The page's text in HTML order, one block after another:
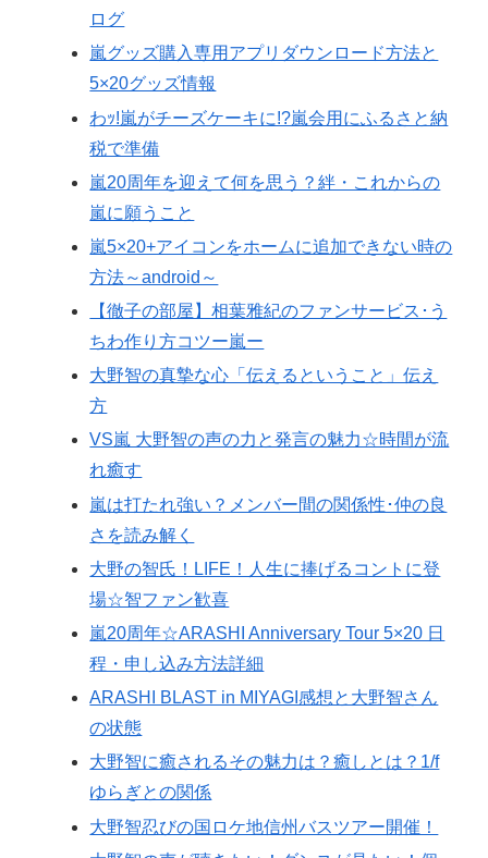
ログ
嵐グッズ購入専用アプリダウンロード方法と
5×20グッズ情報
わｯ!嵐がチーズケーキに!?嵐会用にふるさと納
税で準備
嵐20周年を迎えて何を思う？絆・これからの
嵐に願うこと
嵐5×20+アイコンをホームに追加できない時の
方法～android～
【徹子の部屋】相葉雅紀のファンサービス･う
ちわ作り方コツー嵐ー
大野智の真摯な心「伝えるということ」伝え
方
VS嵐 大野智の声の力と発言の魅力☆時間が流
れ癒す
嵐は打たれ強い？メンバー間の関係性･仲の良
さを読み解く
大野の智氏！LIFE！人生に捧げるコントに登
場☆智ファン歓喜
嵐20周年☆ARASHI Anniversary Tour 5×20 日
程・申し込み方法詳細
ARASHI BLAST in MIYAGI感想と大野智さん
の状態
大野智に癒されるその魅力は？癒しとは？1/f
ゆらぎとの関係
大野智忍びの国ロケ地信州バスツアー開催！